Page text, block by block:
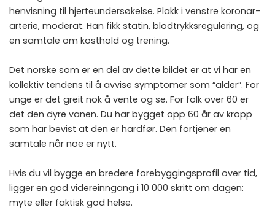
henvisning til hjerteundersøkelse. Plakk i venstre koronar­
arterie, moderat. Han fikk statin, blodtrykksregulering, og
en samtale om kosthold og trening.
Det norske som er en del av dette bildet er at vi har en
kollektiv tendens til å avvise symptomer som “alder”. For
unge er det greit nok å vente og se. For folk over 60 er
det den dyre vanen. Du har bygget opp 60 år av kropp
som har bevist at den er hardfør. Den fortjener en
samtale når noe er nytt.
Hvis du vil bygge en bredere forebyggings­profil over tid,
ligger en god videreinngang i 10 000 skritt om dagen:
myte eller faktisk god helse.